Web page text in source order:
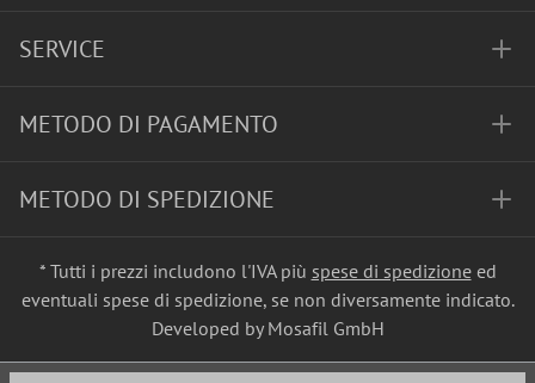
SERVICE
METODO DI PAGAMENTO
METODO DI SPEDIZIONE
* Tutti i prezzi includono l'IVA più spese di spedizioneed
eventuali spese di spedizione, se non diversamente indicato.
Developed by Mosafil GmbH